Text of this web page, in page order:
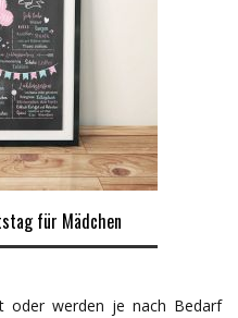
für Mädchen
oder werden je nach Bedarf